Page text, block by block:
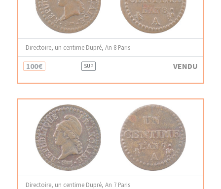
Directoire, un centime Dupré, An 8 Paris
100€ SUP VENDU
Directoire, un centime Dupré, An 7 Paris